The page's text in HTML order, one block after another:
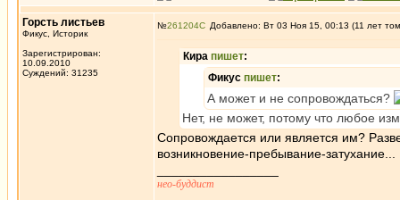
Горсть листьев
Фикус, Историк
Зарегистрирован:
10.09.2010
Суждений: 31235
№261204 Добавлено: Вт 03 Ноя 15, 00:13 (11 лет
Кира пишет:
Фикус пишет:
А может и не сопровождаться?
Нет, не может, потому что любое
Сопровождается или является им?
возникновение-пребывание-затухание...
нео-буддист